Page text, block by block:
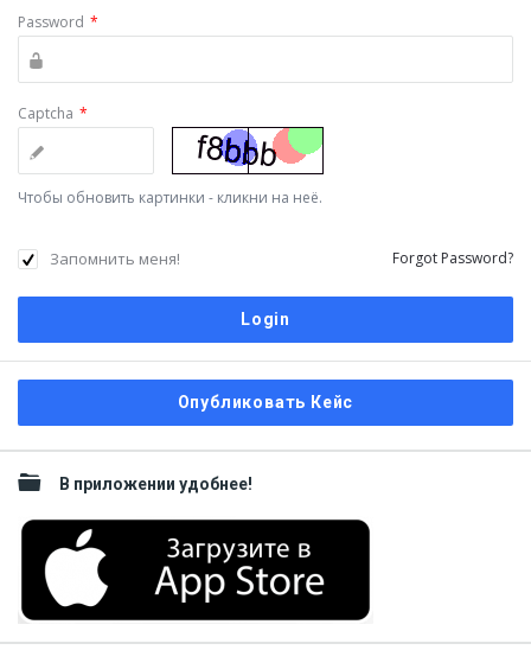
Password *
Captcha *
Чтобы обновить картинки - кликни на неё.
Запомнить меня! Forgot Password?
Sidebar
Опубликовать Кейс
В приложении удобнее!